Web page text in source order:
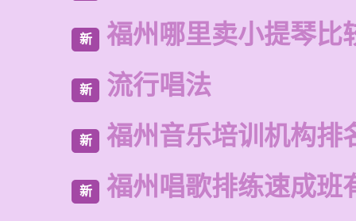
新 福州哪里卖小提琴比
新 流行唱法
新 福州音乐培训机构排
新 福州唱歌排练速成班